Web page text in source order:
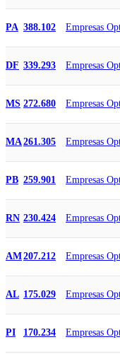
PA 388.102 Empresas
DF 339.293 Empresas
MS 272.680 Empresas
MA261.305 Empresas
PB 259.901 Empresas
RN 230.424 Empresas
AM207.212 Empresas
AL 175.029 Empresas
PI 170.234 Empresas